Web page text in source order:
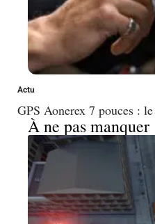
Actu
GPS Aonerex 7 pouces :
À ne pas manquer